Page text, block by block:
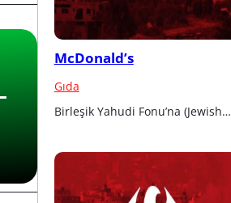
McDonald’s
Gıda
Birleşik Yahudi Fonu’na (Jewish…